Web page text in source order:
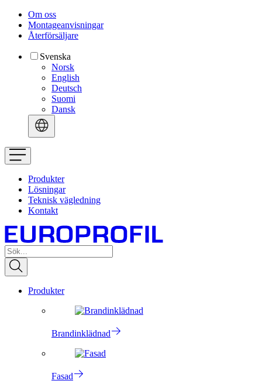
Om oss
Montageanvisningar
Återförsäljare
Svenska
Norsk
English
Deutsch
Suomi
Dansk
Produkter
Lösningar
Teknisk vägledning
Kontakt
Produkter
Brandinklädnad
Fasad